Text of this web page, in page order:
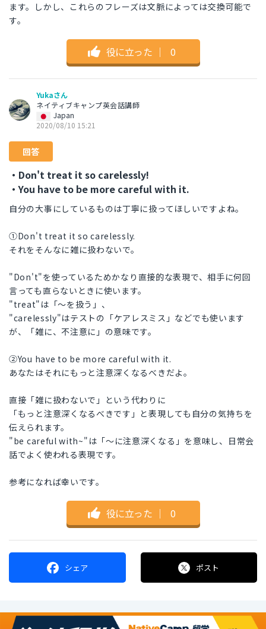
ます。しかし、これらのフレーズは文脈によっては交換可能で
す。
役に立った ｜ 0
Yukaさん
ネイティブキャンプ英会話講師
Japan
2020/08/10 15:21
回答
・Don't treat it so carelessly!
・You have to be more careful with it.
自分の大事にしているものは丁寧に扱ってほしいですよね。
①Don't treat it so carelessly.
それをそんなに雑に扱わないで。
"Don't"を使っているためかなり直接的な表現で、相手に何回
言っても直らないときに使います。
"treat"は「～を扱う」、
"carelessly"はテストの「ケアレスミス」などでも使います
が、「雑に、不注意に」の意味です。
②You have to be more careful with it.
あなたはそれにもっと注意深くなるべきだよ。
直接「雑に扱わないで」という代わりに
「もっと注意深くなるべきです」と表現しても自分の気持ちを
伝えられます。
"be careful with~"は「～に注意深くなる」を意味し、日常会
話でよく使われる表現です。
参考になれば幸いです。
役に立った ｜ 0
シェア ポスト